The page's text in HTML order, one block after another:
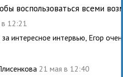
воспользоваться всеми
12:21
за интересное интервью, Егор
21 мая в 12:40